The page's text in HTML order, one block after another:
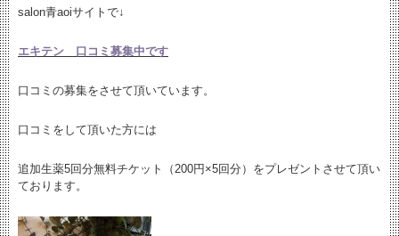
salon青aoiサイトで↓
エキテン 口コミ募集中です
口コミの募集をさせて頂いています。
口コミをして頂いた方には
追加生薬5回分無料チケット（200円×5回分）をプレゼントさせて頂い
ております。